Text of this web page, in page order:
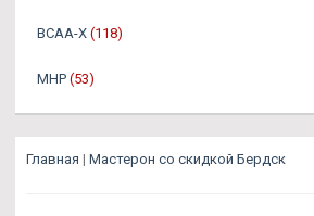
BCAA-X (118)
MHP (53)
Главная | Мастерон со скидкой Бердск